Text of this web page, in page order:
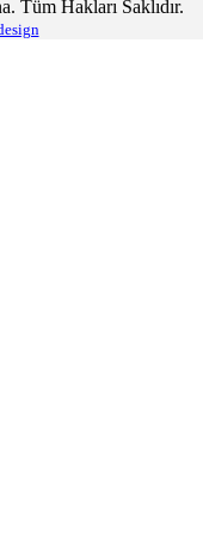
Tüm Hakları Saklıdır.